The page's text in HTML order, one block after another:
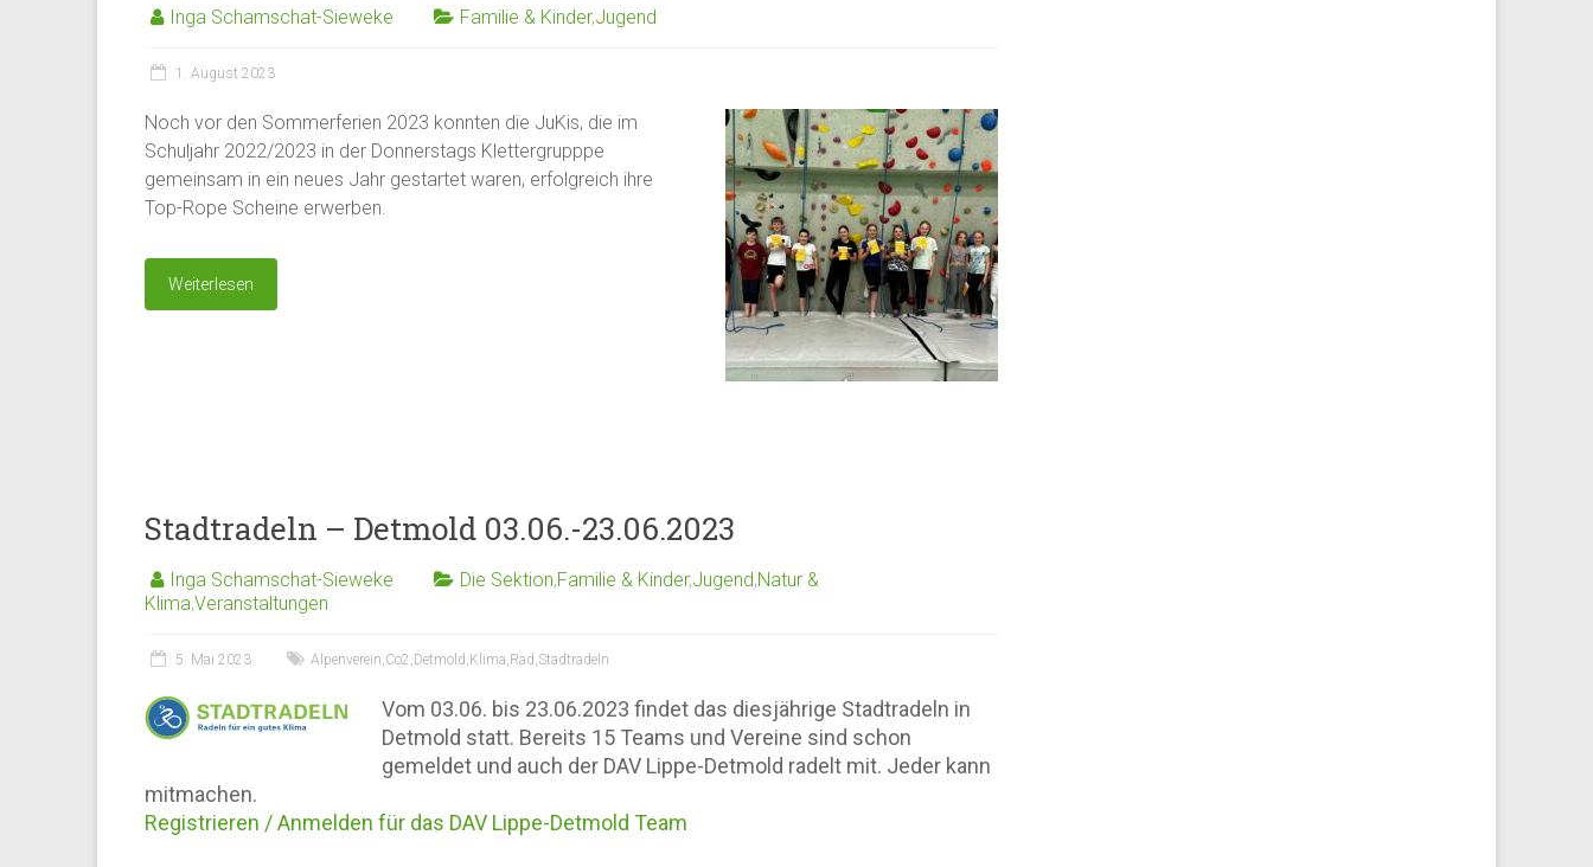
Inga Schamschat-Sieweke Familie & Kinder,Jugend
1. August 2023
Noch vor den Sommerferien 2023 konnten die JuKis, die im
Schuljahr 2022/2023 in der Donnerstags Klettergrupppe
gemeinsam in ein neues Jahr gestartet waren, erfolgreich ihre
Top-Rope Scheine erwerben.
Weiterlesen
Stadtradeln – Detmold 03.06.-23.06.2023
Inga Schamschat-Sieweke Die Sektion,Familie & Kinder,Jugend,Natur &
Klima,Veranstaltungen
5. Mai 2023 Alpenverein,Co2 , Detmold , Klima, Rad ,Stadtradeln
Vom 03.06. bis 23.06.2023 findet das diesjährige Stadtradeln in
Detmold statt. Bereits 15 Teams und Vereine sind schon
gemeldet und auch der DAV Lippe-Detmold radelt mit. Jeder kann
mitmachen.
Registrieren / Anmelden für das DAV Lippe-Detmold Team